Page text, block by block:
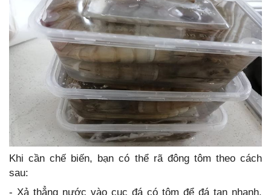
Khi cần chế biến, bạn có thể rã đông tôm theo cách
sau:
- Xả thẳng nước vào cục đá có tôm để đá tan nhanh.